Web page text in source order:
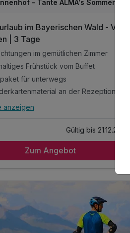
im Bayerischen Wald - Vital
| 3 Tage
im gemütlichen Zimmer
Frühstück vom Buffet
für unterwegs
an der Rezeption
Frühstück vom Buffet
im Hotel
einem Kaffee und einem Stück
anzeigen
Gültig bis 21.12.2026
Zum Angebot